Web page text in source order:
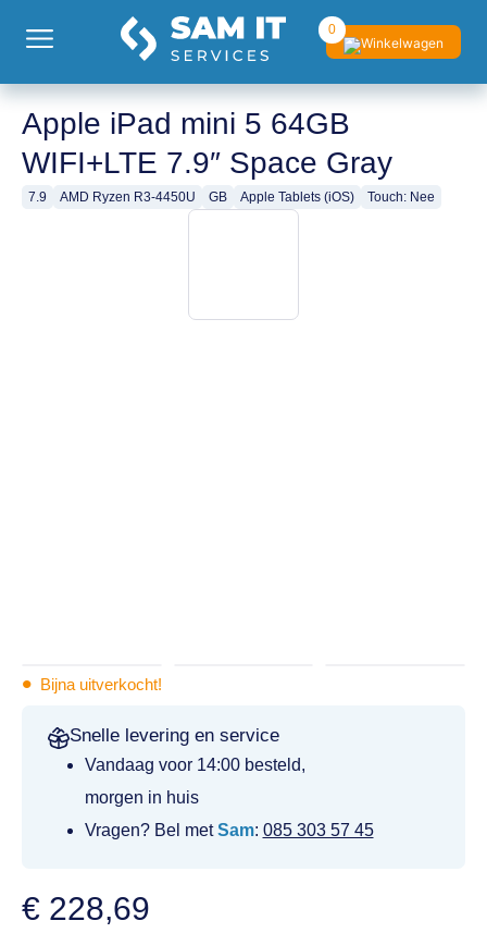
0
Apple iPad mini 5 64GB
WIFI+LTE 7.9″ Space Gray
7.9 AMD Ryzen R3-4450U GB Apple Tablets (iOS) Touch: Nee
• Bijna uitverkocht!
Snelle levering en service
Vandaag voor 14:00 besteld,
morgen in huis
Vragen? Bel metSam: 085 303 57 45
€ 228,69